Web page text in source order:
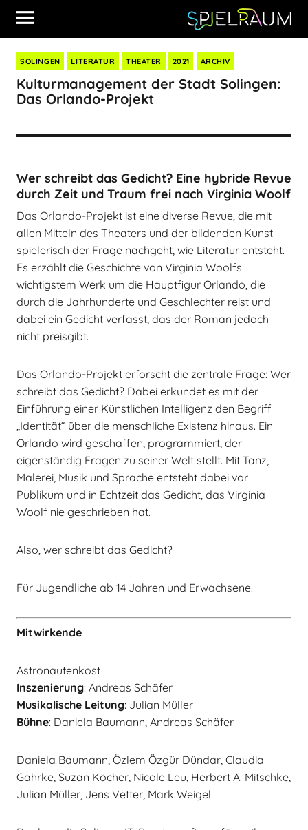
SOLINGEN LITERATUR THEATER 2021 ARCHIV
Kulturmanagement der Stadt Solingen:
Das Orlando-Projekt
Wer schreibt das Gedicht? Eine hybride Revue
durch Zeit und Traum frei nach Virginia Woolf
Das Orlando-Projekt ist eine diverse Revue, die mit
allen Mitteln des Theaters und der bildenden Kunst
spielerisch der Frage nachgeht, wie Literatur entsteht.
Es erzählt die Geschichte von Virginia Woolfs
wichtigstem Werk um die Hauptfigur Orlando, die
durch die Jahrhunderte und Geschlechter reist und
dabei ein Gedicht verfasst, das der Roman jedoch
nicht preisgibt.
Das Orlando-Projekt erforscht die zentrale Frage: Wer
schreibt das Gedicht? Dabei erkundet es mit der
Einführung einer Künstlichen Intelligenz den Begriff
„Identität“ über die menschliche Existenz hinaus. Ein
Orlando wird geschaffen, programmiert, der
eigenständig Fragen zu seiner Welt stellt. Mit Tanz,
Malerei, Musik und Sprache entsteht dabei vor
Publikum und in Echtzeit das Gedicht, das Virginia
Woolf nie geschrieben hat.
Also, wer schreibt das Gedicht?
Für Jugendliche ab 14 Jahren und Erwachsene.
Mitwirkende
Astronautenkost
Inszenierung: Andreas Schäfer
Musikalische Leitung: Julian Müller
Bühne: Daniela Baumann, Andreas Schäfer
Daniela Baumann, Özlem Özgür Dündar, Claudia
Gahrke, Suzan Köcher, Nicole Leu, Herbert A. Mitschke,
Julian Müller, Jens Vetter, Mark Weigel